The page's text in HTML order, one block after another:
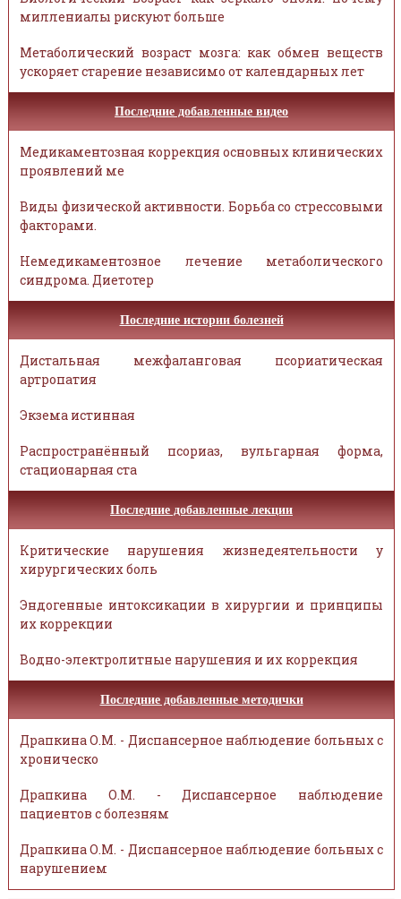
миллениалы рискуют больше
Метаболический возраст мозга: как обмен веществ
ускоряет старение независимо от календарных лет
Последние добавленные видео
Медикаментозная коррекция основных клинических
проявлений ме
Виды физической активности. Борьба со стрессовыми
факторами.
Немедикаментозное лечение метаболического
синдрома. Диетотер
Последние истории болезней
Дистальная межфаланговая псориатическая
артропатия
Экзема истинная
Распространённый псориаз, вульгарная форма,
стационарная ста
Последние добавленные лекции
Критические нарушения жизнедеятельности у
хирургических боль
Эндогенные интоксикации в хирургии и принципы
их коррекции
Водно-электролитные нарушения и их коррекция
Последние добавленные методички
Драпкина О.М. - Диспансерное наблюдение больных с
хроническо
Драпкина О.М. - Диспансерное наблюдение
пациентов с болезням
Драпкина О.М. - Диспансерное наблюдение больных с
нарушением